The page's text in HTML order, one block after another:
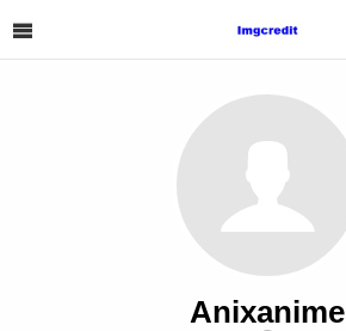
Anixanime